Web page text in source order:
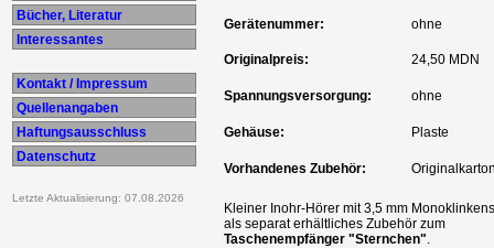
Bücher, Literatur
Interessantes
Kontakt / Impressum
Quellenangaben
Haftungsausschluss
Datenschutz
Letzte Aktualisierung: 07.08.2026
Gerätenummer: ohne
Originalpreis: 24,50 MDN
Spannungsversorgung: ohne
Gehäuse: Plaste
Vorhandenes Zubehör:
Kleiner Inohr-Hörer mit 3,5 mm
als separat erhältliches Zubehör zum
Taschenempfänger "Sternchen".